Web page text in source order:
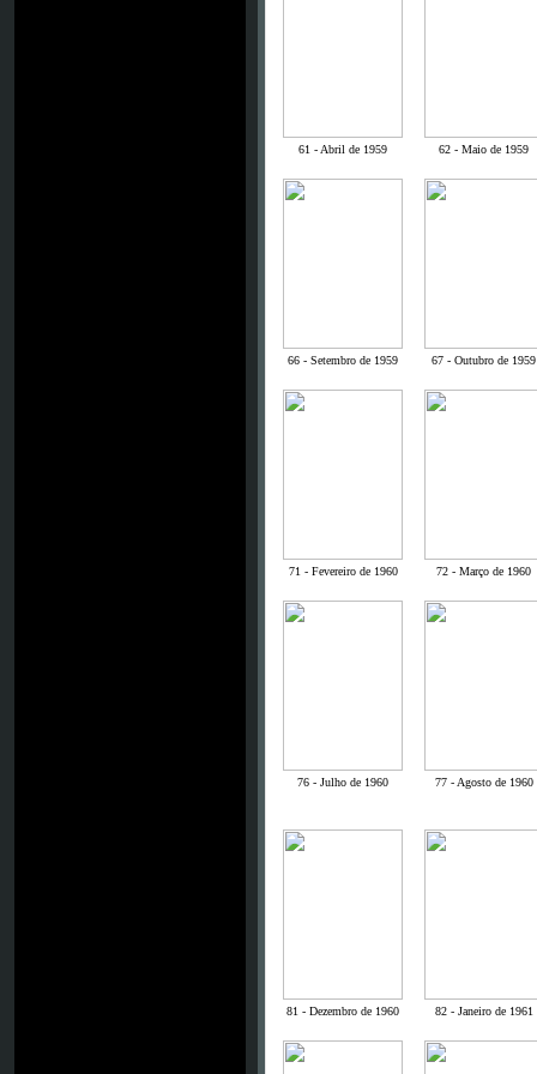
61 - Abril de 1959 62 - Maio de 1959
66 - Setembro de 1959 67 - Outubro de 1959
71 - Fevereiro de 1960 72 - Março de 1960
76 - Julho de 1960 77 - Agosto de 1960
81 - Dezembro de 1960 82 - Janeiro de 1961